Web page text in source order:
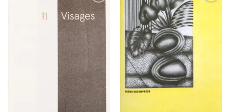
Ajouter
à la